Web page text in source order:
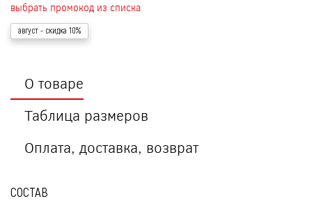
выбрать промокод из списка
август - скидка 10%
О товаре
Таблица размеров
Оплата, доставка, возврат
СОСТАВ